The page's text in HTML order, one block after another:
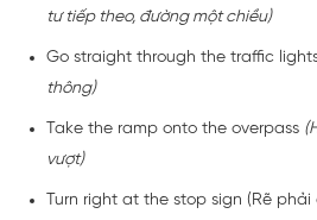
tư tiếp theo, đường một chiều)
Go straight through the traffic
thông)
Take the ramp onto the overpass
vượt)
Turn right at the stop sign (Rẽ